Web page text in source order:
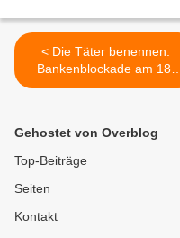
< Die Täter benennen:
Bankenblockade am 18.
Oktober
Gehostet von Overblog
Top-Beiträge
Seiten
Kontakt